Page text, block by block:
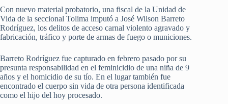
Con nuevo material probatorio, una fiscal de la Unidad de
Vida de la seccional Tolima imputó a José Wilson Barreto
Rodríguez, los delitos de acceso carnal violento agravado y
fabricación, tráfico y porte de armas de fuego o municiones.
Barreto Rodríguez fue capturado en febrero pasado por su
presunta responsabilidad en el feminicidio de una niña de 9
años y el homicidio de su tío. En el lugar también fue
encontrado el cuerpo sin vida de otra persona identificada
como el hijo del hoy procesado.